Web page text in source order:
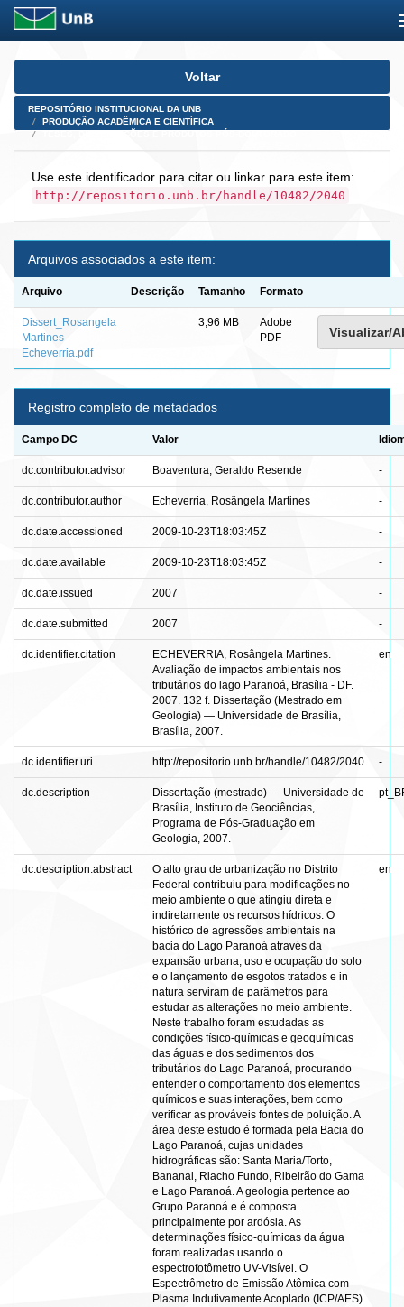
Skip
Voltar
REPOSITÓRIO INSTITUCIONAL DA UNB
PRODUÇÃO ACADÊMICA E CIENTÍFICA
Use este identificador para citar ou linkar para este item:
http://repositorio.unb.br/handle/10482/2040
Arquivos associados a este item:
Arquivo Descrição Tamanho Formato
Dissert_Rosangela
Martines
Echeverria.pdf
3,96 MB
Adobe
PDF
Visualizar/
Registro completo de metadados
Campo DC Valor
dc.contributor.advisor Boaventura, Geraldo Resende -
dc.contributor.author Echeverria, Rosângela Martines -
dc.date.accessioned 2009-10-23T18:03:45Z -
dc.date.available 2009-10-23T18:03:45Z -
dc.date.issued 2007 -
dc.date.submitted 2007 -
dc.identifier.citation
ECHEVERRIA, Rosângela Martines.
Avaliação de impactos ambientais nos
tributários do lago Paranoá, Brasília - DF.
2007. 132 f. Dissertação (Mestrado em
Geologia) — Universidade de Brasília,
Brasília, 2007.
en
dc.identifier.uri http://repositorio.unb.br/handle/10482/2040 -
dc.description
Dissertação (mestrado) — Universidade de
Brasília, Instituto de Geociências,
Programa de Pós-Graduação em
Geologia, 2007.
dc.description.abstract
O alto grau de urbanização no Distrito
Federal contribuiu para modificações no
meio ambiente o que atingiu direta e
indiretamente os recursos hídricos. O
histórico de agressões ambientais na
bacia do Lago Paranoá através da
expansão urbana, uso e ocupação do solo
e o lançamento de esgotos tratados e in
natura serviram de parâmetros para
estudar as alterações no meio ambiente.
Neste trabalho foram estudadas as
condições físico-químicas e geoquímicas
das águas e dos sedimentos dos
tributários do Lago Paranoá, procurando
entender o comportamento dos elementos
químicos e suas interações, bem como
verificar as prováveis fontes de poluição. A
área deste estudo é formada pela Bacia do
Lago Paranoá, cujas unidades
hidrográficas são: Santa Maria/Torto,
Bananal, Riacho Fundo, Ribeirão do Gama
e Lago Paranoá. A geologia pertence ao
Grupo Paranoá e é composta
principalmente por ardósia. As
determinações físico-químicas da água
foram realizadas usando o
espectrofotômetro UV-Visível. O
Espectrômetro de Emissão Atômica com
Plasma Indutivamente Acoplado (ICP/AES)
en